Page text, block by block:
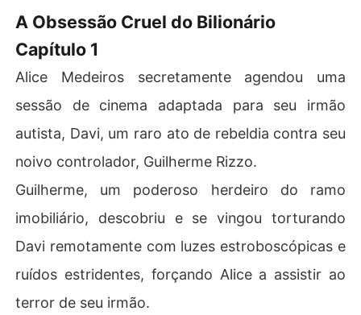
de Davi, tudo porque sua nova obsessão, uma estagiári
a chamada Kátia, alegou que Alice lhe deu um "olhar tor
A crueldade aumentou, sempre ligada aos caprichos de
giu um acidente de carro, Guilherme forçou Alice, que e
ra anêmica, a doar sangue para Kátia, apenas para vê-l
O mundo de Alice desmoronou. Ela percebeu que Guilh
scartável.
O golpe final veio quando Guilherme, por uma falsa acu
sação de Kátia, matou brutalmente a amada égua de Ali
A Obsessão Cruel do Bilionário
Capítulo 1
Alice Medeiros secretamente agendou uma
sessão de cinema adaptada para seu irmão
autista, Davi, um raro ato de rebeldia contra seu
noivo controlador, Guilherme Rizzo.
Guilherme, um poderoso herdeiro do ramo
imobiliário, descobriu e se vingou torturando
Davi remotamente com luzes estroboscópicas e
ruídos estridentes, forçando Alice a assistir ao
terror de seu irmão.